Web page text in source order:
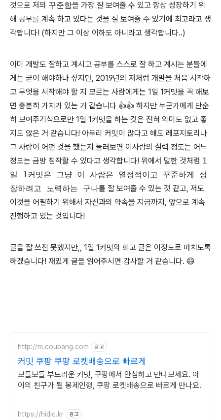
것으로 저의 꾸준함을 가장 잘 보여줄 수 있고 항상 성장하기 위
해 공부를 계속 하고 있다는 것을 잘 보여줄 수 있기에 최고라고 생
각합니다! (하지만 그 이상 이하도 아니라고 생각합니다..)
이미 개발도 잘하고 계시고 공부를 스스로 잘 하고 계시는 분들에
게는 굳이 해야하나 싶지만, 2019년의 저처럼 개발을 처음 시작하
고 무엇을 시작해야 할 지 모르는 사람에게는 1일 1커밋을 꼭 해보
면 충분히 가치가 있는 거 같습니다 👍👍 하지만 누군가에게 단순
히 보여주기식으로만 1일 1커밋을 하는 것은 전혀 의미도 없고 좋
지도 않은 거 같습니다! 아무리 커밋이 많다고 해도 레포지토리나
그 사람이 어떤 것을 했는지 눌러보면 이사람의 실력 정도는 어느
정도는 금방 짐작할 수 있다고 생각합니다! 위에서 말한 것처럼 1
일 1커밋은 그냥 이 사람은 열정적이고 꾸준하게 성
장하려고 노력하는 구나를 잘 보여줄 수 있는 것 같고, 저도
이것을 어필하기 위해서 자신과의 약속을 지금까지, 앞으로 계속
진행하고 있는 것입니다!
글을 잘 쓰진 못했지만,, 1일 1커밋의 회고 글은 이정도로 마치도록
하겠습니다! 재밌게 글을 읽어주시면 감사할 거 같습니다. 😄
http://m.coupang.com 광고
커밋 쿠팡 쿠팡 로켓배송으로 빠르게
보들보들 부드러운 커밋, 쿠팡에서 안심하고 만나보세요. 아
이의 친구가 될 봉제인형, 쿠팡 로켓배송으로 빠르게 만나요.
https://hidic.kr 광고